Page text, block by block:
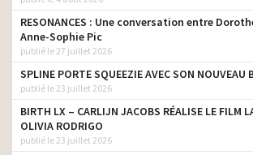
RESONANCES : Une conversation entre
Anne-Sophie Pic
publié le 27 juillet 2026
SPLINE PORTE SQUEEZIE AVEC SON NOUVEAU
publié le 23 juillet 2026
BIRTH LX – CARLIJN JACOBS RÉALISE LE FILM
OLIVIA RODRIGO
publié le 23 juillet 2026